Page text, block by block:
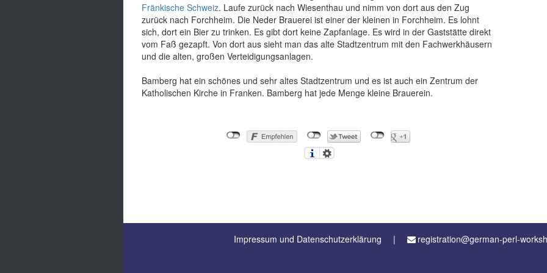
Fränkische Schweiz. Laufe zurück nach Wiesenthau und nimm von dort aus den Zug
zurück nach Forchheim. Die Neder Brauerei ist einer der kleinen in Forchheim. Es lohnt
sich, dort ein Bier zu trinken. Es gibt dort keine Zapfanlage. Es wird in der Gaststätte direkt
vom Faß gezapft. Von dort aus sieht man das alte Stadtzentrum mit den Fachwerkhäusern
und die alten, großen Verteidigungsanlagen.
Bamberg hat ein schönes und sehr altes Stadtzentrum und es ist auch ein Zentrum der
Katholischen Kirche in Franken. Bamberg hat jede Menge kleine Brauerein.
Impressum und Datenschutzerklärung registration@german-perl-